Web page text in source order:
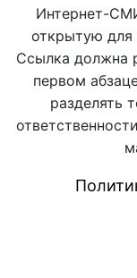
Интернет-
открытую для
Ссылка должна
первом
разделять